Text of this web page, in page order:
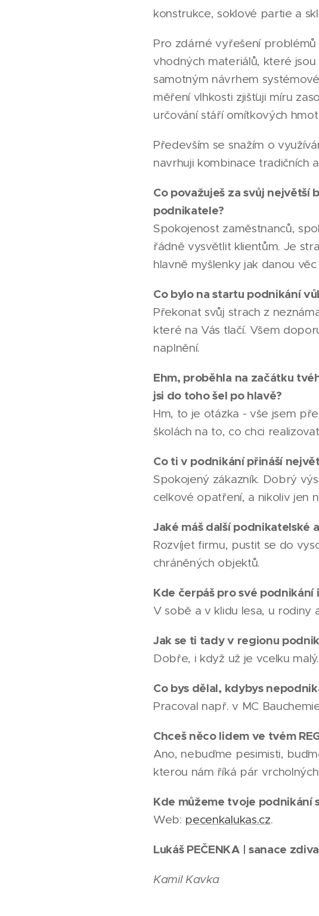
konstrukce, soklové partie a
Pro zdárné vyřešení
vhodných materiálů, které
samotným návrhem
měření vlhkosti zjišťuji míru
určování stáří omítkových
Především se snažím o
navrhuji kombinace tradičních
Co považuješ za svůj
podnikatele?
Spokojenost zaměstnanců,
řádně vysvětlit klientům. Je
hlavně myšlenky jak danou
Co bylo na startu podnikání
Překonat svůj strach z
které na Vás tlačí. Všem
naplnění.
Ehm, proběhla na začátku
jsi do toho šel po hlavě?
Hm, to je otázka - vše jsem
školách na to, co chci
Co ti v podnikání přináší
Spokojený zákazník. Dobrý
celkové opatření, a nikoliv jen
Jaké máš další podnikatelské
Rozvíjet firmu, pustit se do
chráněných objektů.
Kde čerpáš pro své podnikání
V sobě a v klidu lesa, u rodiny
Jak se ti tady v regionu
Dobře, i když už je vcelku
Co bys dělal, kdybys
Pracoval např. v MC
Chceš něco lidem ve tvém
Ano, nebuďme pesimisti,
kterou nám říká pár
Kde můžeme tvoje podnikání
Web: pecenkalukas.cz.
Lukáš PEČENKA | sanace
Kamil Kavka